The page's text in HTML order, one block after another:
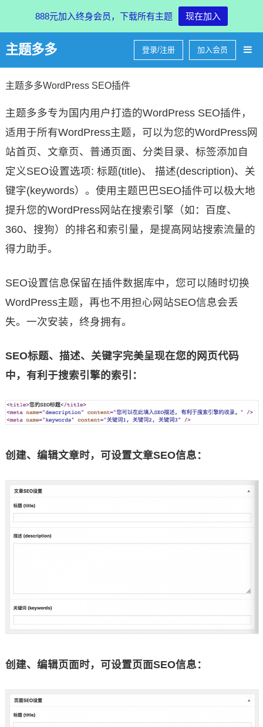
主题多多 登录/注册 加入会员
主题多多WordPress SEO插件
主题多多专为国内用户打造的WordPress SEO插件，
适用于所有WordPress主题，可以为您的WordPress网
站首页、文章页、普通页面、分类目录、标签添加自
定义SEO设置选项: 标题(title)、 描述(description)、关
键字(keywords）。使用主题巴巴SEO插件可以极大地
提升您的WordPress网站在搜索引擎（如：百度、
360、搜狗）的排名和索引量，是提高网站搜索流量的
得力助手。
SEO设置信息保留在插件数据库中，您可以随时切换
WordPress主题，再也不用担心网站SEO信息会丢
失。一次安装，终身拥有。
SEO标题、描述、关键字完美呈现在您的网页代码
中，有利于搜索引擎的索引：
创建、编辑文章时，可设置文章SEO信息：
创建、编辑页面时，可设置页面SEO信息：
888元加入终身会员，下载所有主题 现在加入